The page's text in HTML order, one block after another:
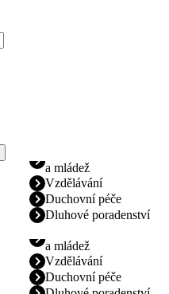
a mládež
Vzdělávání
Duchovní péče
Dluhové poradenství
a mládež
Vzdělávání
Duchovní péče